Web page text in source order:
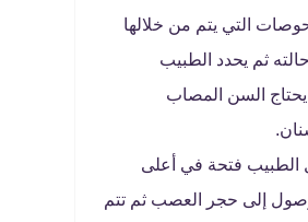
التي يتم من خلالها
ثم يحدد الطبيب
السن المصاب
الطبيب فتحة في أعلى
إلى حجر العصب ثم تتم